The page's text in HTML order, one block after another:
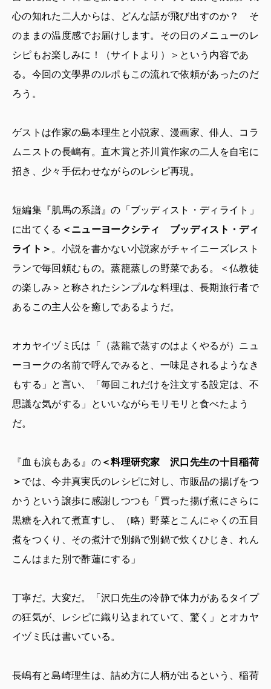
心の知れた二人からは、どんな話が飛び出すのか？ そ
のままの温度感でお届けします。その日のメニューのレ
シピもお楽しみに！（サイトより）＞という内容であ
る。今回の文學界のルポもこの流れで依頼があったのだ
ろう。
ゲストは作家の島本理生と小説家、漫画家、俳人、コラ
ムニストの長嶋有。直木賞と芥川賞作家の二人を自宅に
招き、少々手伝わせながらのレシピ再現。
短編集『肌馬の系譜』の「ブッディスト・ディライト」
に出てくる ＜ニューヨークシティ ブッディスト・ディ
ライト＞ 。小説を書かない小説家がチャイニーズレスト
ランで毎回頼むもの。蒸籠蒸しの野菜である。＜仏教徒
の楽しみ＞と称されたシンプルな料理は、長期旅行者で
あるこの主人公を癒しであるようだ。
オカヤイヅミ氏は「（蒸籠で蒸すのはよくやるが）ニュ
ーヨークの名前で呼んでみると、一味足されるようなき
もする」と言い、「毎回これだけを注文する設定は、不
思議な気がする」といいながらモリモリと食べたよう
だ。
『血も涙もある』の＜料理研究家 沢口先生の十目稲荷
＞ では、今井真実氏のレシピに対し、市販品の揚げをつ
かうという譲歩に感謝しつつも「買った揚げ煮にさらに
黒糖を入れて煮直すし、（略）野菜とこんにゃくの五目
煮をつくり、その煮汁で別鍋で別鍋で炊くひじき、れん
こんはまた別で酢蓮にする」
丁寧だ。大変だ。「沢口先生の冷静で体力があるタイプ
の狂気が、レシピに織り込まれていて、驚く」とオカヤ
イヅミ氏は書いている。
長嶋有と島崎理生は、詰め方に人柄が出るという、稲荷